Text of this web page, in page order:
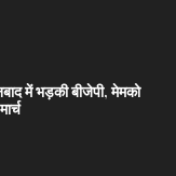
में भड़की बीजेपी, मेमको